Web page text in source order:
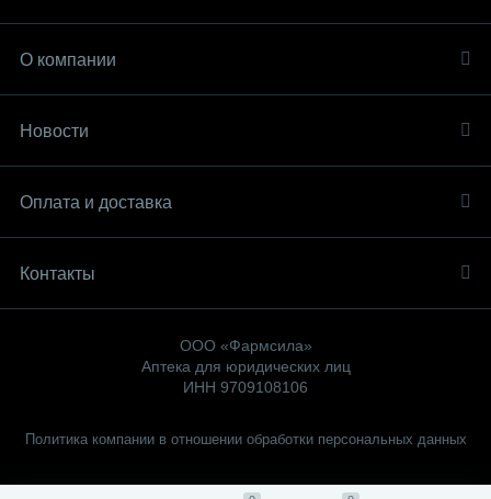
О компании
Новости
Оплата и доставка
Контакты
ООО «Фармсила»
Аптека для юридических лиц
ИНН 9709108106
Политика компании в отношении обработки персональных данных